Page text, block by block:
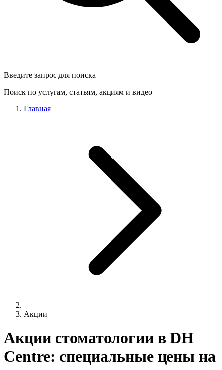
Введите запрос для поиска
Поиск по услугам, статьям, акциям и видео
Главная
Акции
Акции стоматологии в DH
Centre: специальные цены на